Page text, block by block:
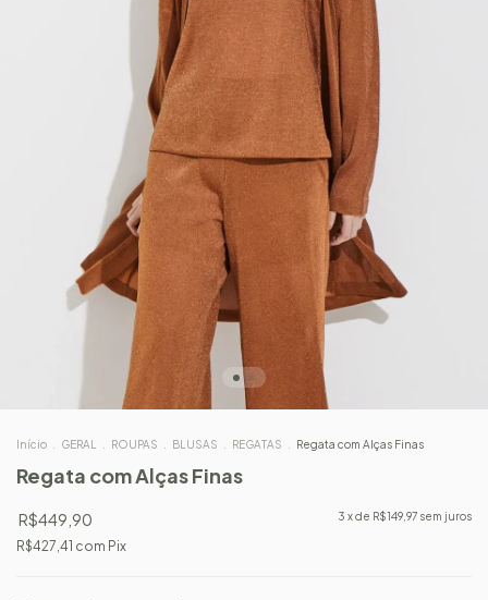
Início GERAL ROUPAS BLUSAS REGATAS Regata com Alças Finas
Regata com Alças Finas
R$449,90 3 x de R$149,97 sem juros
R$427,41 com Pix